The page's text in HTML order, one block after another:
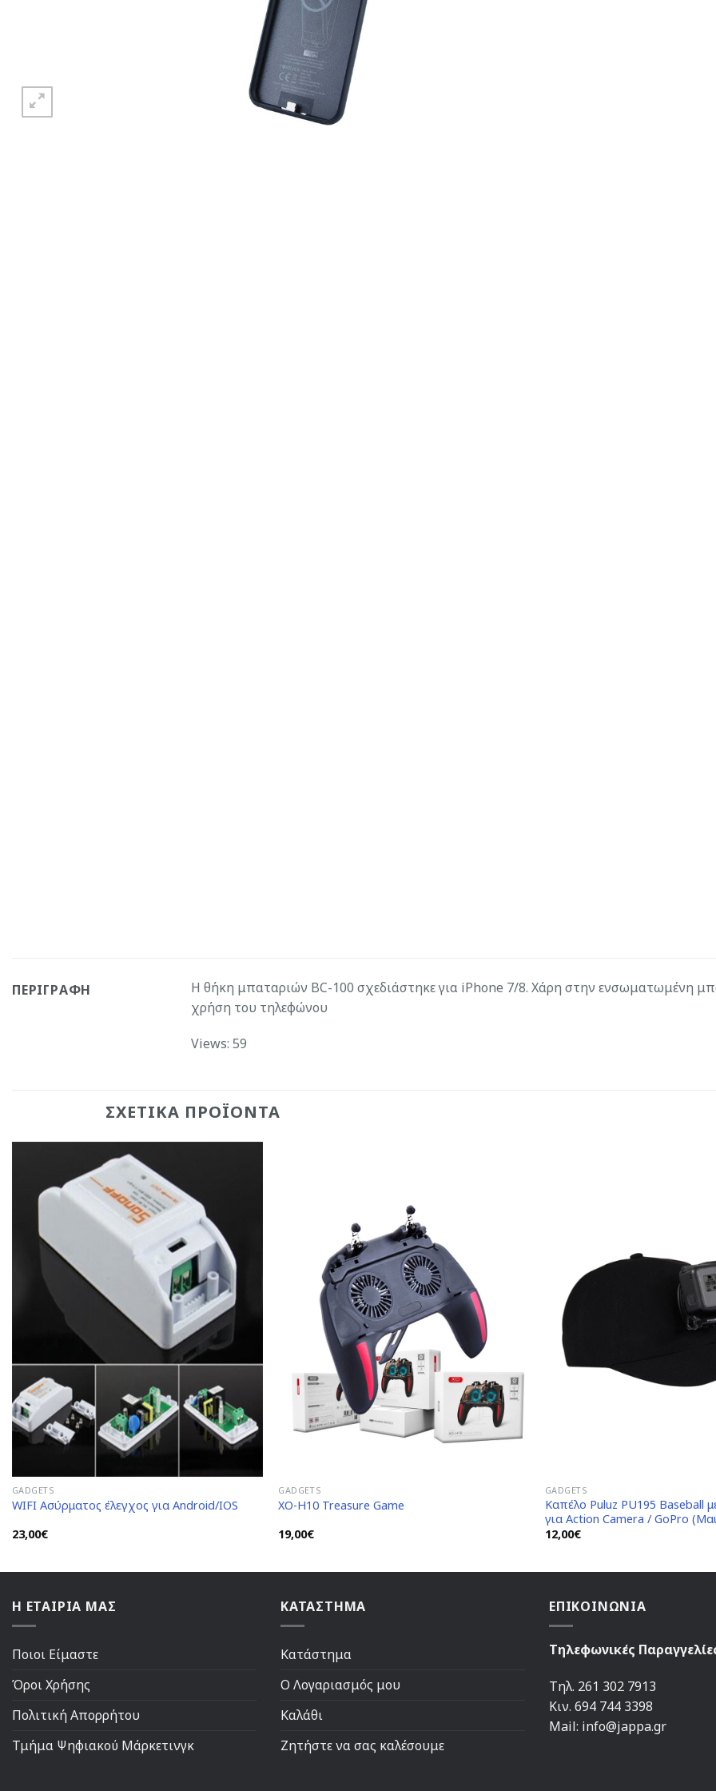
ΠΕΡΙΓΡΑΦΉ
Η θήκη μπαταριών BC-100 σχεδιάστηκε για iPhone 7/8. Χάρη στην ενσωματωμένη
χρήση του τηλεφώνου
Views: 59
ΣΧΕΤΙΚΆ ΠΡΟΪΌΝΤΑ
Wishlist
GADGETS
WIFI Ασύρματος έλεγχος για Android/IOS
23,00€
GADGETS
XO-H10 Treasure Game
19,00€
GADGETS
Καπέλο Puluz PU195 Baseball
για Action Camera / GoPro
12,00€
Η ΕΤΑΙΡΙΑ ΜΑΣ
Ποιοι Είμαστε
Όροι Χρήσης
Πολιτική Απορρήτου
Τμήμα Ψηφιακού Μάρκετινγκ
ΚΑΤΑΣΤΗΜΑ
Κατάστημα
Ο Λογαριασμός μου
Καλάθι
Ζητήστε να σας καλέσουμε
ΕΠΙΚΟΙΝΩΝΙΑ
Τηλεφωνικές
Τηλ. 261 302 7913
Κιν. 694 744 3398
Mail: info@jappa.gr